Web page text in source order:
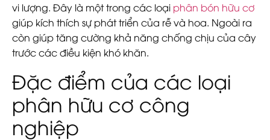
vi lượng. Đây là một trong các loại phân bón hữu cơ
giúp kích thích sự phát triển của rễ và hoa. Ngoài ra
còn giúp tăng cường khả năng chống chịu của cây
trước các điều kiện khó khăn.
Đặc điểm của các loại
phân hữu cơ công
nghiệp